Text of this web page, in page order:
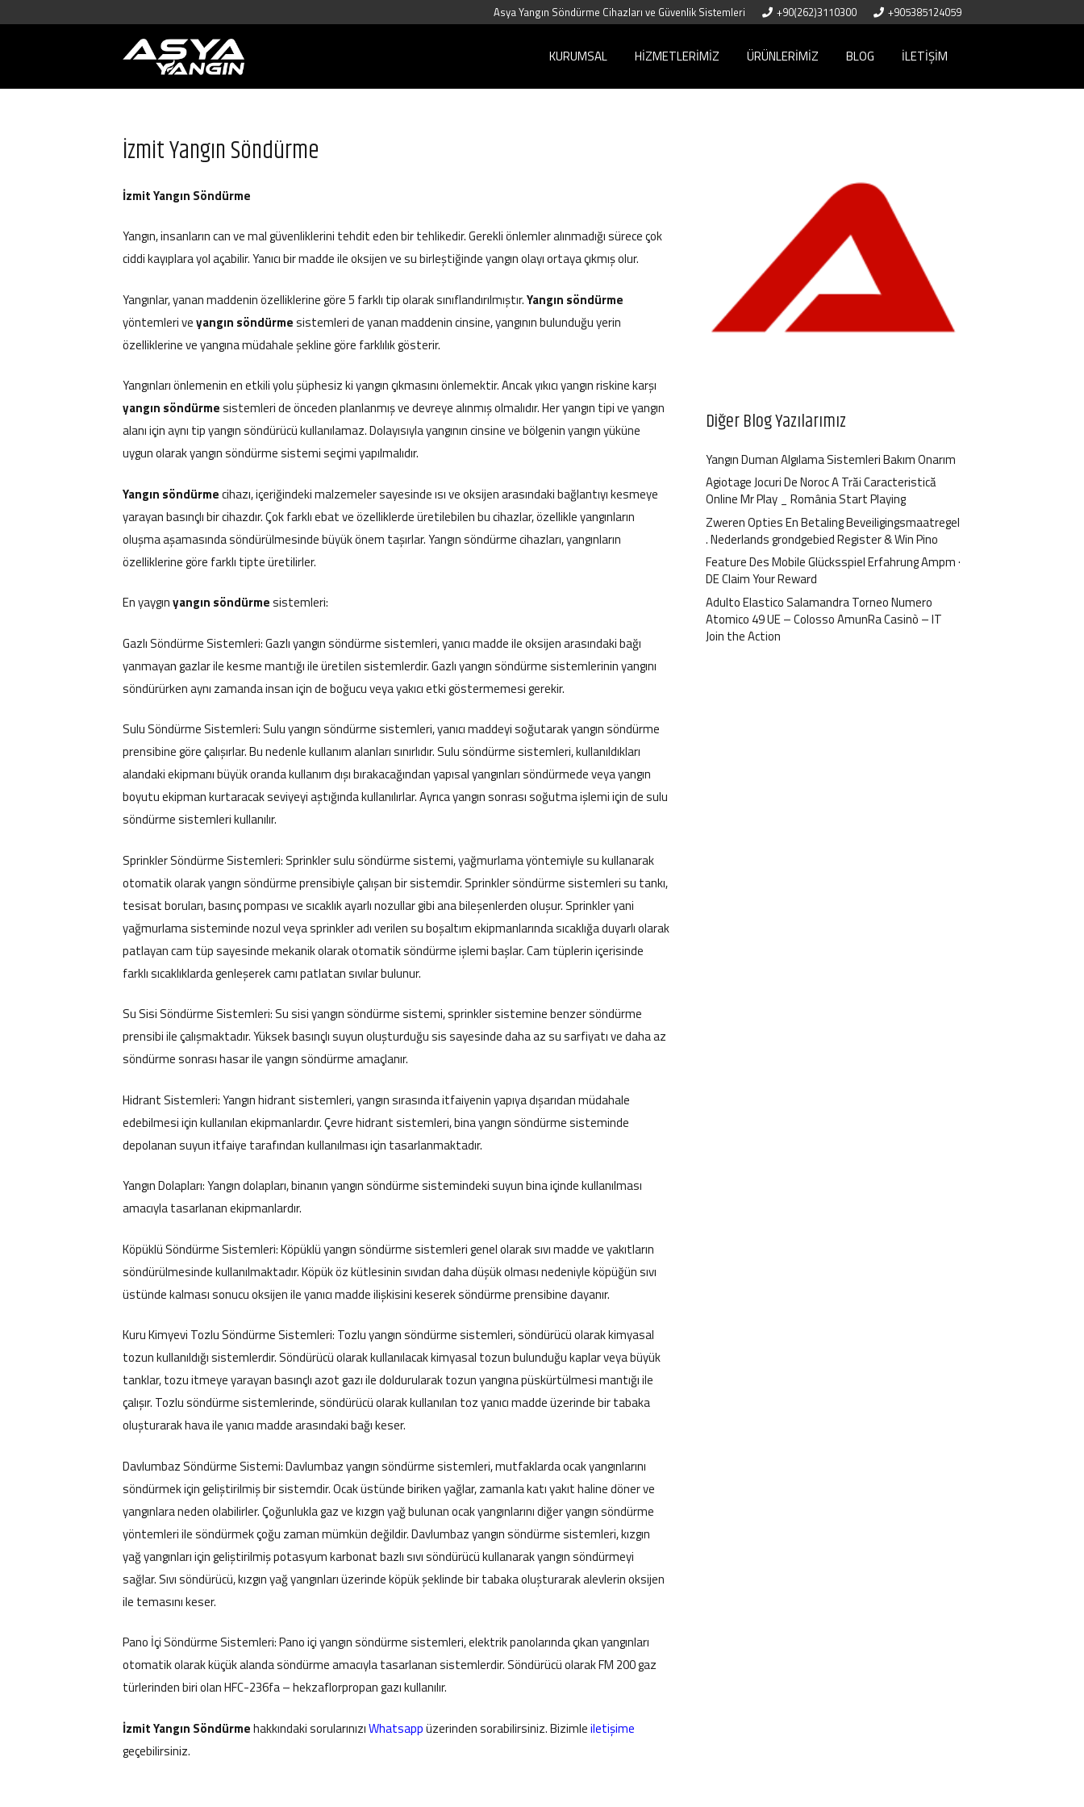
Asya Yangın Söndürme Cihazları ve Güvenlik Sistemleri +90(262)3110300 +905385124059
KURUMSAL HIZMETLERIMIZ ÜRÜNLERIMIZ BLOG İLETIŞIM
İzmit Yangın Söndürme
İzmit Yangın Söndürme
Yangın, insanların can ve mal güvenliklerini tehdit eden bir tehlikedir. Gerekli önlemler alınmadığı sürece çok
ciddi kayıplara yol açabilir. Yanıcı bir madde ile oksijen ve su birleştiğinde yangın olayı ortaya çıkmış olur.
Yangınlar, yanan maddenin özelliklerine göre 5 farklı tip olarak sınıflandırılmıştır.Yangın söndürme
yöntemleri veyangın söndürmesistemleri de yanan maddenin cinsine, yangının bulunduğu yerin
özelliklerine ve yangına müdahale şekline göre farklılık gösterir.
Yangınları önlemenin en etkili yolu şüphesiz ki yangın çıkmasını önlemektir. Ancak yıkıcı yangın riskine karşı
yangın söndürmesistemleri de önceden planlanmış ve devreye alınmış olmalıdır. Her yangın tipi ve yangın
alanı için aynı tip yangın söndürücü kullanılamaz. Dolayısıyla yangının cinsine ve bölgenin yangın yüküne
uygun olarak yangın söndürme sistemi seçimi yapılmalıdır.
Yangın söndürmecihazı, içeriğindeki malzemeler sayesinde ısı ve oksijen arasındaki bağlantıyı kesmeye
yarayan basınçlı bir cihazdır. Çok farklı ebat ve özelliklerde üretilebilen bu cihazlar, özellikle yangınların
oluşma aşamasında söndürülmesinde büyük önem taşırlar. Yangın söndürme cihazları, yangınların
özelliklerine göre farklı tipte üretilirler.
En yaygınyangın söndürmesistemleri:
Gazlı Söndürme Sistemleri: Gazlı yangın söndürme sistemleri, yanıcı madde ile oksijen arasındaki bağı
yanmayan gazlar ile kesme mantığı ile üretilen sistemlerdir. Gazlı yangın söndürme sistemlerinin yangını
söndürürken aynı zamanda insan için de boğucu veya yakıcı etki göstermemesi gerekir.
Sulu Söndürme Sistemleri: Sulu yangın söndürme sistemleri, yanıcı maddeyi soğutarak yangın söndürme
prensibine göre çalışırlar. Bu nedenle kullanım alanları sınırlıdır. Sulu söndürme sistemleri, kullanıldıkları
alandaki ekipmanı büyük oranda kullanım dışı bırakacağından yapısal yangınları söndürmede veya yangın
boyutu ekipman kurtaracak seviyeyi aştığında kullanılırlar. Ayrıca yangın sonrası soğutma işlemi için de sulu
söndürme sistemleri kullanılır.
Sprinkler Söndürme Sistemleri: Sprinkler sulu söndürme sistemi, yağmurlama yöntemiyle su kullanarak
otomatik olarak yangın söndürme prensibiyle çalışan bir sistemdir. Sprinkler söndürme sistemleri su tankı,
tesisat boruları, basınç pompası ve sıcaklık ayarlı nozullar gibi ana bileşenlerden oluşur. Sprinkler yani
yağmurlama sisteminde nozul veya sprinkler adı verilen su boşaltım ekipmanlarında sıcaklığa duyarlı olarak
patlayan cam tüp sayesinde mekanik olarak otomatik söndürme işlemi başlar. Cam tüplerin içerisinde
farklı sıcaklıklarda genleşerek camı patlatan sıvılar bulunur.
Su Sisi Söndürme Sistemleri: Su sisi yangın söndürme sistemi, sprinkler sistemine benzer söndürme
prensibi ile çalışmaktadır. Yüksek basınçlı suyun oluşturduğu sis sayesinde daha az su sarfiyatı ve daha az
söndürme sonrası hasar ile yangın söndürme amaçlanır.
Hidrant Sistemleri: Yangın hidrant sistemleri, yangın sırasında itfaiyenin yapıya dışarıdan müdahale
edebilmesi için kullanılan ekipmanlardır. Çevre hidrant sistemleri, bina yangın söndürme sisteminde
depolanan suyun itfaiye tarafından kullanılması için tasarlanmaktadır.
Yangın Dolapları: Yangın dolapları, binanın yangın söndürme sistemindeki suyun bina içinde kullanılması
amacıyla tasarlanan ekipmanlardır.
Köpüklü Söndürme Sistemleri: Köpüklü yangın söndürme sistemleri genel olarak sıvı madde ve yakıtların
söndürülmesinde kullanılmaktadır. Köpük öz kütlesinin sıvıdan daha düşük olması nedeniyle köpüğün sıvı
üstünde kalması sonucu oksijen ile yanıcı madde ilişkisini keserek söndürme prensibine dayanır.
Kuru Kimyevi Tozlu Söndürme Sistemleri: Tozlu yangın söndürme sistemleri, söndürücü olarak kimyasal
tozun kullanıldığı sistemlerdir. Söndürücü olarak kullanılacak kimyasal tozun bulunduğu kaplar veya büyük
tanklar, tozu itmeye yarayan basınçlı azot gazı ile doldurularak tozun yangına püskürtülmesi mantığı ile
çalışır. Tozlu söndürme sistemlerinde, söndürücü olarak kullanılan toz yanıcı madde üzerinde bir tabaka
oluşturarak hava ile yanıcı madde arasındaki bağı keser.
Davlumbaz Söndürme Sistemi: Davlumbaz yangın söndürme sistemleri, mutfaklarda ocak yangınlarını
söndürmek için geliştirilmiş bir sistemdir. Ocak üstünde biriken yağlar, zamanla katı yakıt haline döner ve
yangınlara neden olabilirler. Çoğunlukla gaz ve kızgın yağ bulunan ocak yangınlarını diğer yangın söndürme
yöntemleri ile söndürmek çoğu zaman mümkün değildir. Davlumbaz yangın söndürme sistemleri, kızgın
yağ yangınları için geliştirilmiş potasyum karbonat bazlı sıvı söndürücü kullanarak yangın söndürmeyi
sağlar. Sıvı söndürücü, kızgın yağ yangınları üzerinde köpük şeklinde bir tabaka oluşturarak alevlerin oksijen
ile temasını keser.
Pano İçi Söndürme Sistemleri: Pano içi yangın söndürme sistemleri, elektrik panolarında çıkan yangınları
otomatik olarak küçük alanda söndürme amacıyla tasarlanan sistemlerdir. Söndürücü olarak FM 200 gaz
türlerinden biri olan HFC-236fa – hekzaflorpropan gazı kullanılır.
İzmit Yangın Söndürmehakkındaki sorularınızıWhatsappüzerinden sorabilirsiniz. Bizimleiletişime
geçebilirsiniz.
Diğer Blog Yazılarımız
Yangın Duman Algılama Sistemleri Bakım Onarım
Agiotage Jocuri De Noroc A Trăi Caracteristică
Online Mr Play _ România Start Playing
Zweren Opties En Betaling Beveiligingsmaatregel
. Nederlands grondgebied Register & Win Pino
Feature Des Mobile Glücksspiel Erfahrung Ampm ·
DE Claim Your Reward
Adulto Elastico Salamandra Torneo Numero
Atomico 49 UE – Colosso AmunRa Casinò – IT
Join the Action